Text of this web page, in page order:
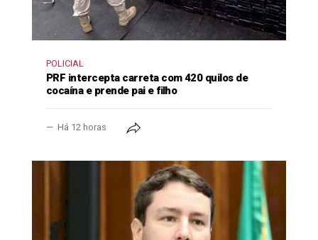
POLICIAL
PRF intercepta carreta com 420 quilos de
cocaína e prende pai e filho
Há 12 horas